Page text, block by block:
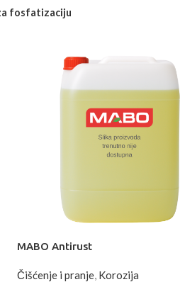
fosfatizaciju
MABO Antirust
Čišćenje i pranje, Korozija